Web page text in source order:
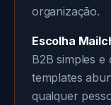
organização.
Escolha
B2B simples
templates
qualquer